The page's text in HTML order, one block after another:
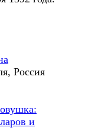
Россия
и